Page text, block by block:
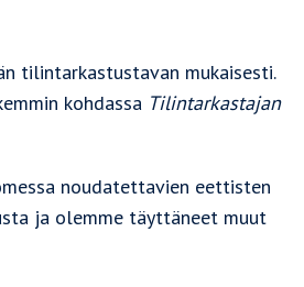
tilintarkastustavan mukaisesti.
kohdassa Tilintarkastajan
noudatettavien eettisten
ja olemme täyttäneet muut